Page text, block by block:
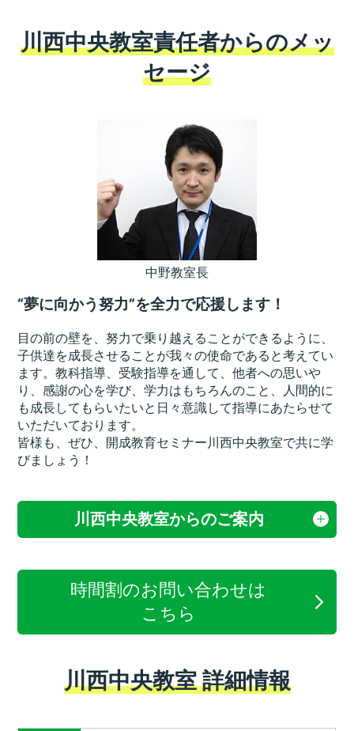
川西中央教室責任者からのメッ
セージ
“夢に向かう努力”を全力で応援します！
目の前の壁を、努力で乗り越えることができるように、
子供達を成長させることが我々の使命であると考えてい
ます。教科指導、受験指導を通して、他者への思いや
り、感謝の心を学び、学力はもちろんのこと、人間的に
も成長してもらいたいと日々意識して指導にあたらせて
いただいております。
皆様も、ぜひ、開成教育セミナー川西中央教室で共に学
びましょう！
中野教室長
川西中央教室からのご案内
時間割のお問い合わせは
こちら
川西中央教室 詳細情報